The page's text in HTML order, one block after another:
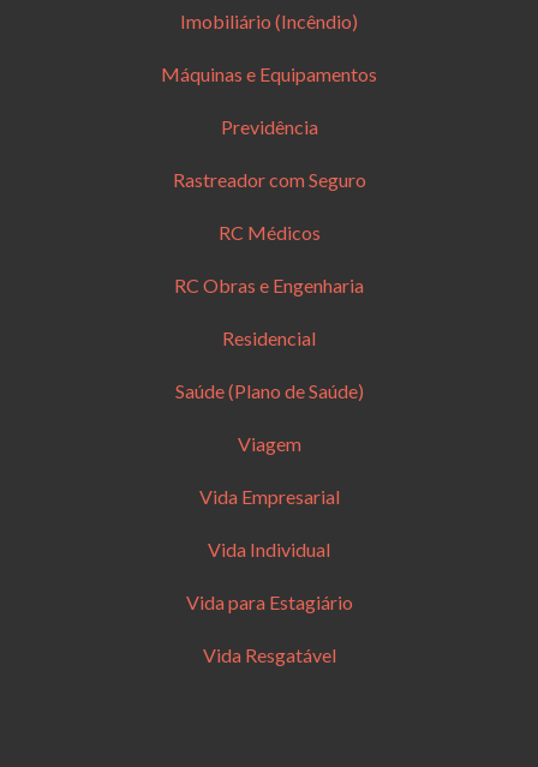
Imobiliário (Incêndio)
Máquinas e Equipamentos
Previdência
Rastreador com Seguro
RC Médicos
RC Obras e Engenharia
Residencial
Saúde (Plano de Saúde)
Viagem
Vida Empresarial
Vida Individual
Vida para Estagiário
Vida Resgatável